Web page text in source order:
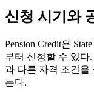
신청 시기와
Pension Credit은
부터 신청할 수 있다.
과 다른 자격 조건을
는다.